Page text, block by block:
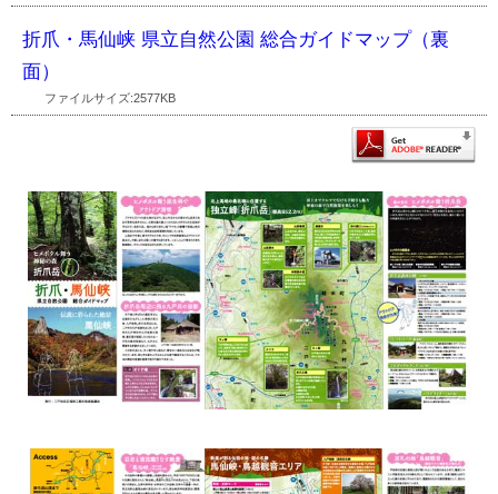
折爪・馬仙峡 県立自然公園 総合ガイドマップ（裏
面）
ファイルサイズ:2577KB